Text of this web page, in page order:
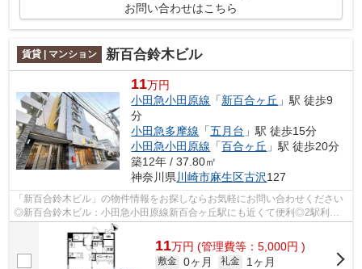
お問い合わせはこちら
賃貸 | マンション 新百合鈴木ビル
11万円
小田急小田原線 「新百合ヶ丘 」駅 徒歩9
分
小田急多摩線 「五月台 」駅 徒歩15分
小田急小田原線 「百合ヶ丘 」駅 徒歩20分
築12年 / 37.80㎡
神奈川県川崎市麻生区古沢127
「新百合鈴木ビル」の物件情報をお探しならお気軽にお問い合わせください
◎新百合鈴木ビル：小田急小田原線新百合ヶ丘駅にも近くて便利◎2駅利用
可能でアクセスの良い物件です◎共用部に...
11万円 (管理費等：5,000円 )
敷金 0ヶ月 礼金
1ヶ月